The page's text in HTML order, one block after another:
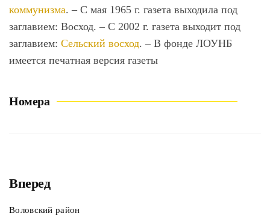
коммунизма. – С мая 1965 г. газета выходила под
заглавием: Восход. – С 2002 г. газета выходит под
заглавием: Сельский восход. – В фонде ЛОУНБ
имеется печатная версия газеты
Номера
Вперед
Воловский район